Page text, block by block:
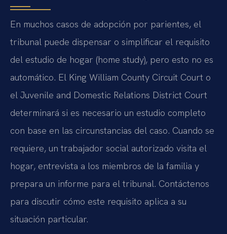
En muchos casos de adopción por parientes, el
tribunal puede dispensar o simplificar el requisito
del estudio de hogar (home study), pero esto no es
automático. El King William County Circuit Court o
el Juvenile and Domestic Relations District Court
determinará si es necesario un estudio completo
con base en las circunstancias del caso. Cuando se
requiere, un trabajador social autorizado visita el
hogar, entrevista a los miembros de la familia y
prepara un informe para el tribunal. Contáctenos
para discutir cómo este requisito aplica a su
situación particular.